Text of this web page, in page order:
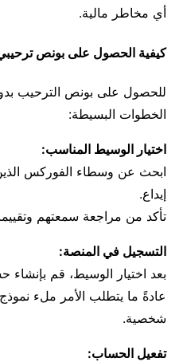
أي مخاطر مالية.
كيفية الحصول على بونص
للحصول على بونص الترحيب
الخطوات البسيطة:
اختيار الوسيط المناسب:
ابحث عن وسطاء الفوركس
إيداع.
تأكد من مراجعة سمعتهم
التسجيل في المنصة:
بعد اختيار الوسيط، قم
عادةً ما يتطلب الأمر ملء
شخصية.
تفعيل الحساب: